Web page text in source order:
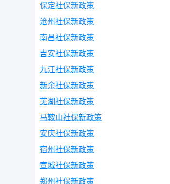
保定社保新政策
沧州社保新政策
南昌社保新政策
吉安社保新政策
九江社保新政策
新余社保新政策
芜湖社保新政策
马鞍山社保新政策
安庆社保新政策
宿州社保新政策
宣城社保新政策
郑州社保新政策